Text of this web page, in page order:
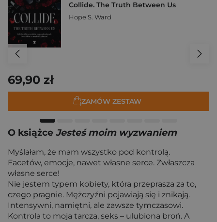
Collide. The Truth Between Us
Hope S. Ward
69,90 zł
ZAMÓW ZESTAW
O książce Jesteś moim wyzwaniem
Myślałam, że mam wszystko pod kontrolą.
Facetów, emocje, nawet własne serce. Zwłaszcza
własne serce!
Nie jestem typem kobiety, która przeprasza za to,
czego pragnie. Mężczyźni pojawiają się i znikają.
Intensywni, namiętni, ale zawsze tymczasowi.
Kontrola to moja tarcza, seks – ulubiona broń. A